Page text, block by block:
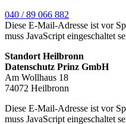
040 / 89 066 882
Diese E-Mail-Adresse ist vor
muss JavaScript eingeschaltet
Standort Heilbronn
Datenschutz Prinz GmbH
Am Wollhaus 18
74072 Heilbronn
Diese E-Mail-Adresse ist vor
muss JavaScript eingeschaltet